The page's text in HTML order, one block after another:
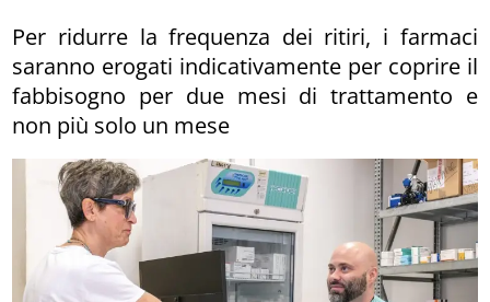
Per ridurre la frequenza dei ritiri, i farmaci
saranno erogati indicativamente per coprire il
fabbisogno per due mesi di trattamento e
non più solo un mese